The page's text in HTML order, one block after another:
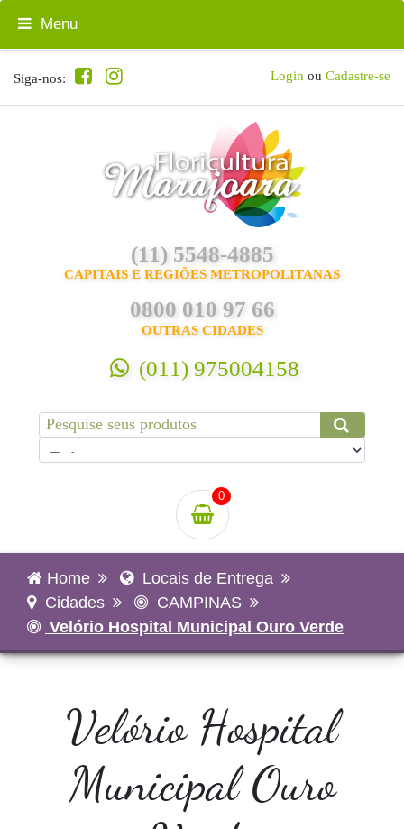
Siga-nos: Login ou Cadastre-se
(11) 5548-4885
CAPITAIS E REGIÕES METROPOLITANAS
0800 010 97 66
OUTRAS CIDADES
(011) 975004158
0
Menu
Home
Locais de Entrega
Cidades
CAMPINAS
Velório Hospital Municipal Ouro Verde
Velório Hospital
Municipal Ouro